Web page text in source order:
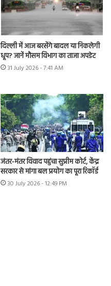
दिल्ली में आज बरसेंगे बादल या निकलेगी
धूप? जानें मौसम विभाग का ताजा अपडेट
31 July 2026 - 7:41 AM
जंतर-मंतर विवाद पहुंचा सुप्रीम कोर्ट, केंद्र
सरकार से मांगा बल प्रयोग का पूरा रिकॉर्ड
30 July 2026 - 12:49 PM